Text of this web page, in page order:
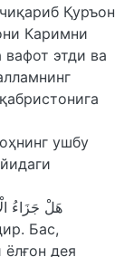
Қуръон
Каримни
этди ва
ушбу
هَلْ جَزَاءُ
Бас,
ёлғон дея